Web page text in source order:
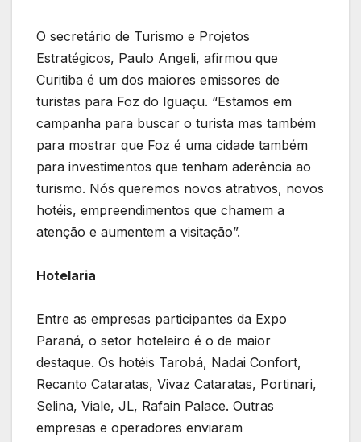
O secretário de Turismo e Projetos
Estratégicos, Paulo Angeli, afirmou que
Curitiba é um dos maiores emissores de
turistas para Foz do Iguaçu. “Estamos em
campanha para buscar o turista mas também
para mostrar que Foz é uma cidade também
para investimentos que tenham aderência ao
turismo. Nós queremos novos atrativos, novos
hotéis, empreendimentos que chamem a
atenção e aumentem a visitação”.
Hotelaria
Entre as empresas participantes da Expo
Paraná, o setor hoteleiro é o de maior
destaque. Os hotéis Tarobá, Nadai Confort,
Recanto Cataratas, Vivaz Cataratas, Portinari,
Selina, Viale, JL, Rafain Palace. Outras
empresas e operadores enviaram